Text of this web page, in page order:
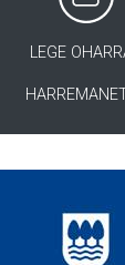
LEGE